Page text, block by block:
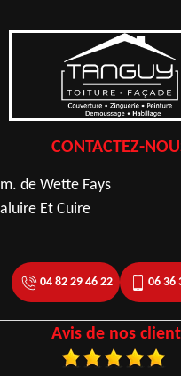
CONTACTEZ-
de Wette Fays
Et Cuire
04 82 29 46 22 06 36
Avis de nos